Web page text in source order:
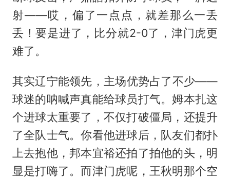
射——哎，偏了一点点，就差那么一丢
丢！要是进了，比分就2-0了，津门虎更
难了。
其实辽宁能领先，主场优势占了不少——
球迷的呐喊声真能给球员打气。姆本扎这
个进球太重要了，不仅打破僵局，还提升
了全队士气。你看他进球后，队友们都扑
上去抱他，邦本宜裕还拍了拍他的头，明
显是打嗨了。而津门虎呢，王秋明那个空